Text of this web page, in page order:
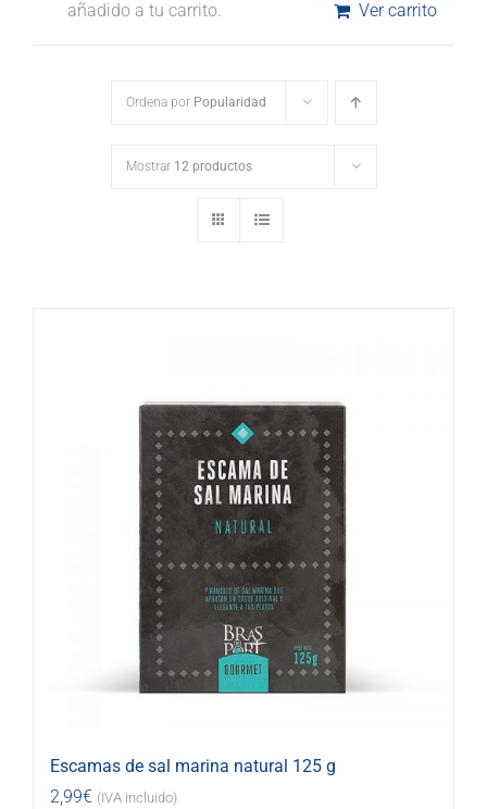
añadido a tu carrito.
Ver carrito
Ordena por Popularidad
Mostrar 12 productos
Escamas de sal marina natural 125 g
2,99€ (IVA incluido)